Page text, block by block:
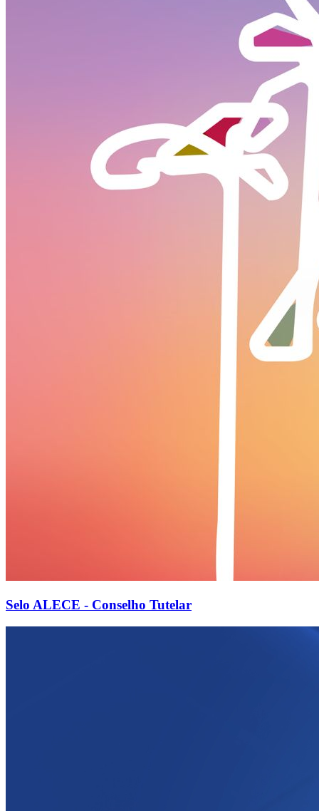
Selo ALECE - Conselho Tutelar